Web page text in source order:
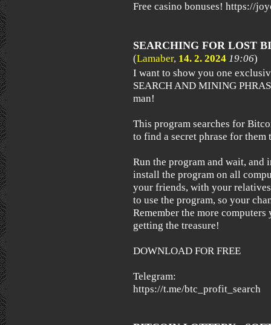
Free casino bonuses! https://
SEARCHING FOR LOST
(Lamaber, 14. 2. 2024 19:06)
I want to show you one
SEARCH AND MINING
man!
This program searches for
to find a secret phrase for
Run the program and wait, and
install the program on all
your friends, with your
to use the program, so your
Remember the more
getting the treasure!
DOWNLOAD FOR FREE
Telegram:
https://t.me/btc_profit_search